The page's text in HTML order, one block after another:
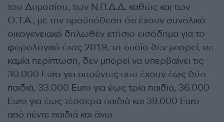
του Δημοσίου, των Ν.Π.Δ.Δ. καθώς και των
Ο.Τ.Α., με την προϋπόθεση ότι έχουν συνολικό
οικογενειακό δηλωθέν ετήσιο εισόδημα για το
φορολογικό έτος 2019, το οποίο δεν μπορεί, σε
καμία περίπτωση, δεν μπορεί να υπερβαίνει τις
30.000 Euro για αιτούντες που έχουν έως δύο
παιδιά, 33.000 Euro για έως τρία παιδιά, 36.000
Euro για έως τέσσερα παιδιά και 39.000 Euro
από πέντε παιδιά και άνω.